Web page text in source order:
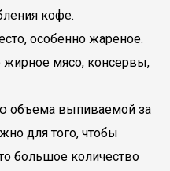
кофе.
особенно жареное.
мясо, консервы,
объема выпиваемой за
для того, чтобы
большое количество